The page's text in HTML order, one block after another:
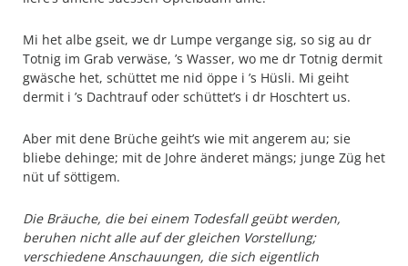
Mi het albe gseit, we dr Lumpe vergange sig, so sig au dr
Totnig im Grab verwäse, ’s Wasser, wo me dr Totnig dermit
gwäsche het, schüttet me nid öppe i ’s Hüsli. Mi geiht
dermit i ’s Dachtrauf oder schüttet’s i dr Hoschtert us.
Aber mit dene Brüche geiht’s wie mit angerem au; sie
bliebe dehinge; mit de Johre änderet mängs; junge Züg het
nüt uf söttigem.
Die Bräuche, die bei einem Todesfall geübt werden,
beruhen nicht alle auf der gleichen Vorstellung;
verschiedene Anschauungen, die sich eigentlich